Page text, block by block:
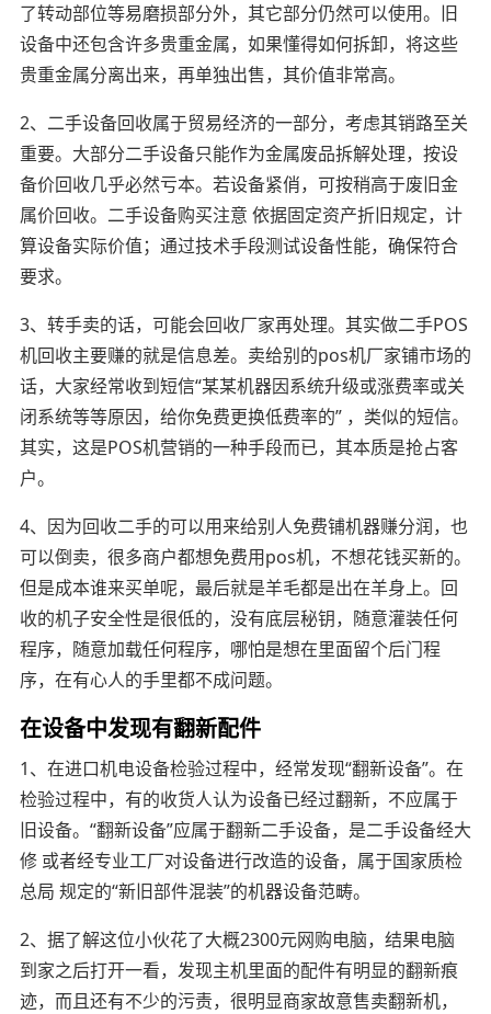
了转动部位等易磨损部分外，其它部分仍然可以使用。旧
设备中还包含许多贵重金属，如果懂得如何拆卸，将这些
贵重金属分离出来，再单独出售，其价值非常高。
2、二手设备回收属于贸易经济的一部分，考虑其销路至关
重要。大部分二手设备只能作为金属废品拆解处理，按设
备价回收几乎必然亏本。若设备紧俏，可按稍高于废旧金
属价回收。二手设备购买注意 依据固定资产折旧规定，计
算设备实际价值；通过技术手段测试设备性能，确保符合
要求。
3、转手卖的话，可能会回收厂家再处理。其实做二手POS
机回收主要赚的就是信息差。卖给别的pos机厂家铺市场的
话，大家经常收到短信“某某机器因系统升级或涨费率或关
闭系统等等原因，给你免费更换低费率的” ，类似的短信。
其实，这是POS机营销的一种手段而已，其本质是抢占客
户。
4、因为回收二手的可以用来给别人免费铺机器赚分润，也
可以倒卖，很多商户都想免费用pos机，不想花钱买新的。
但是成本谁来买单呢，最后就是羊毛都是出在羊身上。回
收的机子安全性是很低的，没有底层秘钥，随意灌装任何
程序，随意加载任何程序，哪怕是想在里面留个后门程
序，在有心人的手里都不成问题。
在设备中发现有翻新配件
1、在进口机电设备检验过程中，经常发现“翻新设备”。在
检验过程中，有的收货人认为设备已经过翻新，不应属于
旧设备。“翻新设备”应属于翻新二手设备，是二手设备经大
修 或者经专业工厂对设备进行改造的设备，属于国家质检
总局 规定的“新旧部件混装”的机器设备范畴。
2、据了解这位小伙花了大概2300元网购电脑，结果电脑
到家之后打开一看，发现主机里面的配件有明显的翻新痕
迹，而且还有不少的污责，很明显商家故意售卖翻新机，